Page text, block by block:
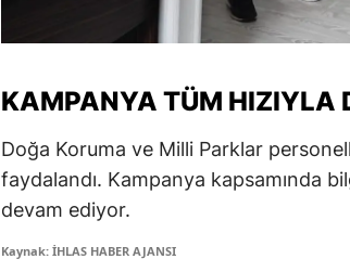
Manisa
Mardin
Muğla
KAMPANYA TÜM HIZIYLA
Doğa Koruma ve Milli Parklar
faydalandı. Kampanya kapsamında
devam ediyor.
Kaynak: İHLAS HABER AJANSI